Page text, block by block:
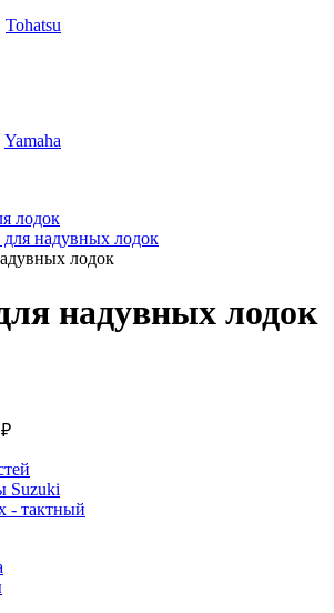
Tohatsu
Yamaha
лодок
надувных лодок
лодок
надувных лодок
₽
Suzuki
- тактный